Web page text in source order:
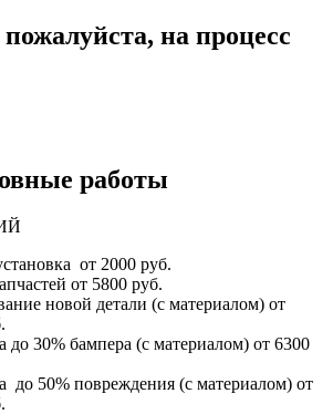
на процесс
работы
от 2000 руб.
от 5800 руб.
новой детали (с материалом) от
до 30% бампера (с материалом) от 6300
до 50% повреждения (с материалом) от